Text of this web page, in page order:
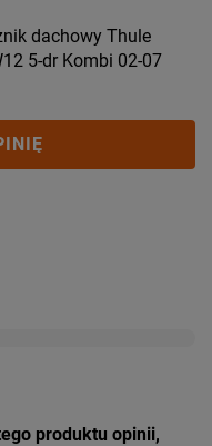
dachowy Thule
5-dr Kombi 02-07
produktu opinii,